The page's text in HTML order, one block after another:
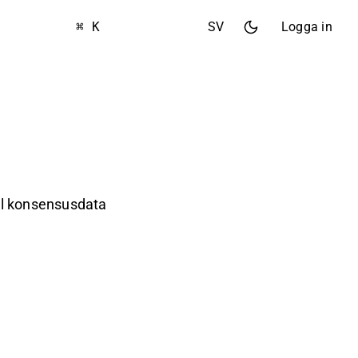
⌘ K SV Logga in
konsensusdata